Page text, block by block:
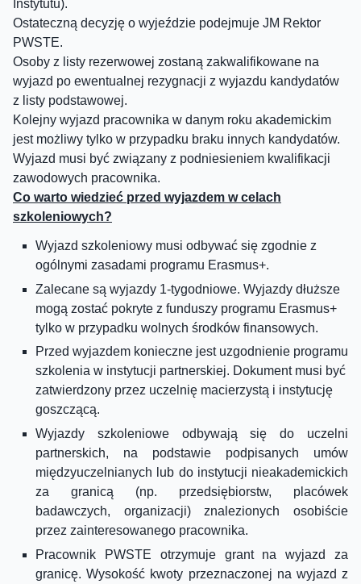
Instytutu).
Ostateczną decyzję o wyjeździe podejmuje JM Rektor
PWSTE.
Osoby z listy rezerwowej zostaną zakwalifikowane na
wyjazd po ewentualnej rezygnacji z wyjazdu kandydatów
z listy podstawowej.
Kolejny wyjazd pracownika w danym roku akademickim
jest możliwy tylko w przypadku braku innych kandydatów.
Wyjazd musi być związany z podniesieniem kwalifikacji
zawodowych pracownika.
Co warto wiedzieć przed wyjazdem w celach
szkoleniowych?
Wyjazd szkoleniowy musi odbywać się zgodnie z
ogólnymi zasadami programu Erasmus+.
Zalecane są wyjazdy 1-tygodniowe. Wyjazdy dłuższe
mogą zostać pokryte z funduszy programu Erasmus+
tylko w przypadku wolnych środków finansowych.
Przed wyjazdem konieczne jest uzgodnienie programu
szkolenia w instytucji partnerskiej. Dokument musi być
zatwierdzony przez uczelnię macierzystą i instytucję
goszczącą.
Wyjazdy szkoleniowe odbywają się do uczelni
partnerskich, na podstawie podpisanych umów
międzyuczelnianych lub do instytucji nieakademickich
za granicą (np. przedsiębiorstw, placówek
badawczych, organizacji) znalezionych osobiście
przez zainteresowanego pracownika.
Pracownik PWSTE otrzymuje grant na wyjazd za
granicę. Wysokość kwoty przeznaczonej na wyjazd z